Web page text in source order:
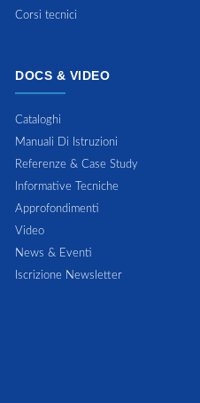
Corsi tecnici
DOCS & VIDEO
Cataloghi
Manuali Di Istruzioni
Referenze & Case Study
Informative Tecniche
Approfondimenti
Video
News & Eventi
Iscrizione Newsletter